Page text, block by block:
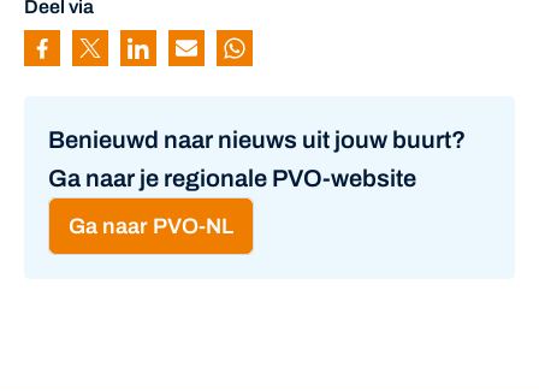
Deel via
Pagina delen via Facebook
Pagina delen via Twitter
Pagina delen via Linkedin
Pagina delen via Mail
Pagina delen via Whatsapp
Benieuwd naar nieuws uit jouw buurt?
Ga naar je regionale PVO-website
Ga naar PVO-NL